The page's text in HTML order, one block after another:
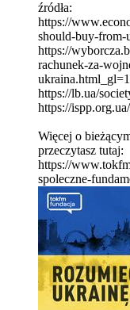
źródła:
https://
should-buy-from-
https://
rachunek-za-
https://lb.ua/
https://
Więcej o
przeczytasz tutaj:
https://
spoleczne-